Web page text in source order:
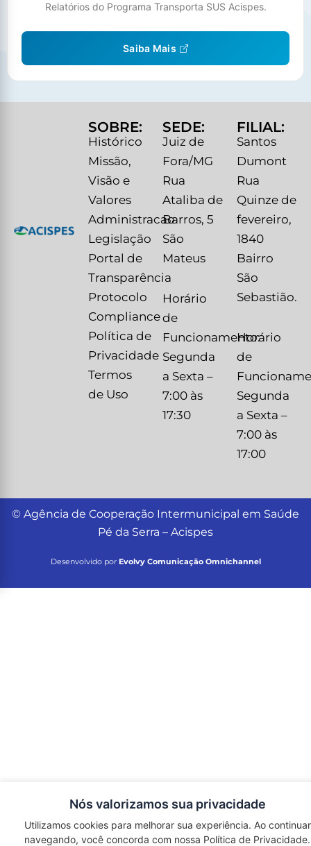
Relatórios do Programa Transporta SUS Acispes.
Saiba Mais
SOBRE:
Histórico
Missão,
Visão e
Valores
Administracao
Legislação
Portal de
Transparência
Protocolo
Compliance
Política de
Privacidade
Termos
de Uso
SEDE:
Juiz de
Fora/MG
Rua
Ataliba de
Barros, 5
São
Mateus
Horário
de
Funcionamento:
Segunda
a Sexta –
7:00 às
17:30
FILIAL:
Santos
Dumont
Rua
Quinze de
fevereiro,
1840
Bairro
São
Sebastião.
Horário
de
Segunda
a Sexta –
7:00 às
17:00
© Agência de Cooperação Intermunicipal em Saúde
Pé da Serra – Acispes
Desenvolvido por Evolvy Comunicação Omnichannel
Nós valorizamos sua privacidade
Utilizamos cookies para melhorar sua experiência. Ao continuar
navegando, você concorda com nossa Política de Privacidade.